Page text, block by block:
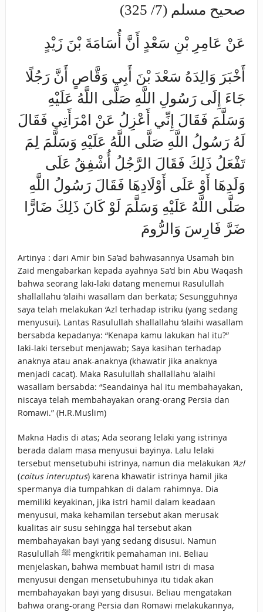
صحيح مسلم (7/ 325)
عَنْ عَامِرِ بْنِ سَعْدٍ أَنَّ أُسَامَةَ بْنَ زَيْدٍ
أَخْبَرَ وَالِدَهُ سَعْدَ بْنَ أَبِي وَقَّاصٍ أَنَّ رَجُلًا
جَاءَ إِلَى رَسُولِ اللَّهِ صَلَّى اللَّهُ عَلَيْهِ
وَسَلَّمَ فَقَالَ إِنِّي أَعْزِلُ عَنْ امْرَأَتِي فَقَالَ
لَهُ رَسُولُ اللَّهِ صَلَّى اللَّهُ عَلَيْهِ وَسَلَّمَ لِمَ
تَفْعَلُ ذَلِكَ فَقَالَ الرَّجُلُ أُشْفِقُ عَلَى
وَلَدِهَا أَوْ عَلَى أَوْلَادِهَا فَقَالَ رَسُولُ اللَّهِ
صَلَّى اللَّهُ عَلَيْهِ وَسَلَّمَ لَوْ كَانَ ذَلِكَ ضَارًّا
ضَرَّ فَارِسَ وَالرُّومَ
Artinya : dari Amir bin Sa’ad bahwasannya Usamah bin
Zaid mengabarkan kepada ayahnya Sa’d bin Abu Waqash
bahwa seorang laki-laki datang menemui Rasulullah
shallallahu ‘alaihi wasallam dan berkata; Sesungguhnya
saya telah melakukan ‘Azl terhadap istriku (yang sedang
menyusui). Lantas Rasulullah shallallahu ‘alaihi wasallam
bersabda kepadanya: “Kenapa kamu lakukan hal itu?”
laki-laki tersebut menjawab; Saya kasihan terhadap
anaknya atau anak-anaknya (khawatir jika anaknya
menjadi cacat). Maka Rasulullah shallallahu ‘alaihi
wasallam bersabda: “Seandainya hal itu membahayakan,
niscaya telah membahayakan orang-orang Persia dan
Romawi.” (H.R.Muslim)
Makna Hadis di atas; Ada seorang lelaki yang istrinya
berada dalam masa menyusui bayinya. Lalu lelaki
tersebut mensetubuhi istrinya, namun dia melakukan ‘Azl
(coitus interuptus) karena khawatir istrinya hamil jika
spermanya dia tumpahkan di dalam rahimnya. Dia
memiliki keyakinan, jika istri hamil dalam keadaan
menyusui, maka kehamilan tersebut akan merusak
kualitas air susu sehingga hal tersebut akan
membahayakan bayi yang sedang disusui. Namun
Rasulullah ﷺ mengkritik pemahaman ini. Beliau
menjelaskan, bahwa membuat hamil istri di masa
menyusui dengan mensetubuhinya itu tidak akan
membahayakan bayi yang disusui. Beliau mengatakan
bahwa orang-orang Persia dan Romawi melakukannya,